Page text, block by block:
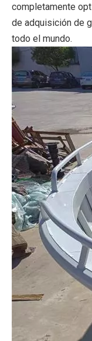
completamente
de adquisición de
todo el mundo.